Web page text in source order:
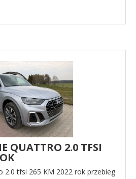
QUATTRO 2.0 TFSI
2.0 tfsi 265 KM 2022 rok przebieg